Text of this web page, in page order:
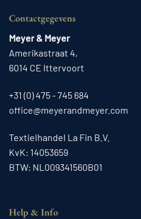
Contactgegevens
Meyer & Meyer
Amerikastraat 4,
6014 CE Ittervoort
+31 (0) 475 - 745 684
office@meyerandmeyer.com
Textielhandel La Fin B.V.
KvK: 14053659
BTW: NL009341560B01
Help & Info